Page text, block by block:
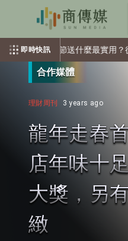
即時快訊
實用？從聚餐、運動到日常營養
合作媒體
理財周刊 3 years ago
龍年走春
店年味十
大獎，另
緻